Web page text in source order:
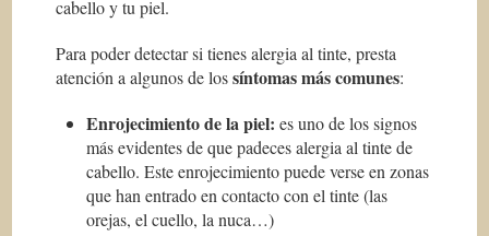
cabello y tu piel.
Para poder detectar si tienes alergia al tinte, presta
atención a algunos de lossíntomas más comunes:
Enrojecimiento de la piel: es uno de los signos
más evidentes de que padeces alergia al tinte de
cabello. Este enrojecimiento puede verse en zonas
que han entrado en contacto con el tinte (las
orejas, el cuello, la nuca…)